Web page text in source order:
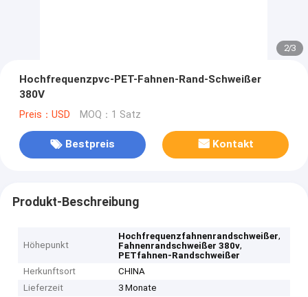
2/3
Hochfrequenzpvc-PET-Fahnen-Rand-Schweißer
380V
Preis：USD MOQ：1 Satz
Bestpreis Kontakt
Produkt-Beschreibung
Höhepunkt
Hochfrequenzfahnenrandschweißer,
Fahnenrandschweißer 380v,
PETfahnen-Randschweißer
Herkunftsort
CHINA
Lieferzeit
3 Monate